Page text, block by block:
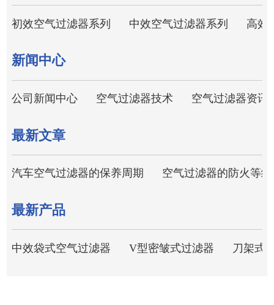
初效空气过滤器系列 中效空气过滤器系列 高效
新闻中心
公司新闻中心 空气过滤器技术 空气过滤器资讯
最新文章
汽车空气过滤器的保养周期 空气过滤器的防火等
最新产品
中效袋式空气过滤器 V型密皱式过滤器 刀架式